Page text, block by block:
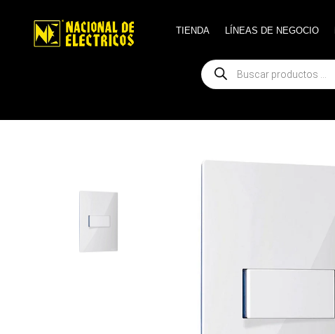
TIENDA LÍNEAS DE NEGOCIO
Búsqueda
de
productos
TIENDA LÍNEAS DE NEGOCIO
Búsqueda
de
productos